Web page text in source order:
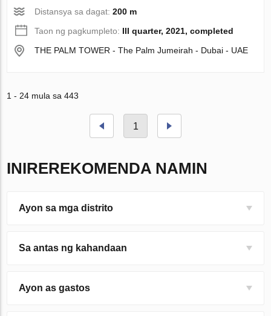
Distansya sa dagat:200 m
Taon ng pagkumpleto: III quarter, 2021, completed
THE PALM TOWER - The Palm Jumeirah - Dubai - UAE
1 - 24 mula sa 443
1
INIREREKOMENDA NAMIN
Ayon sa mga distrito
Sa antas ng kahandaan
Ayon as gastos